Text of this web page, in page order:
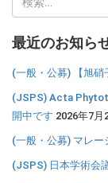
索:
最近のお知ら
(一般・公募) 【旭
(JSPS) Acta
開中です 2026年7月
(一般・公募) マレ
(JSPS) 日本学術会